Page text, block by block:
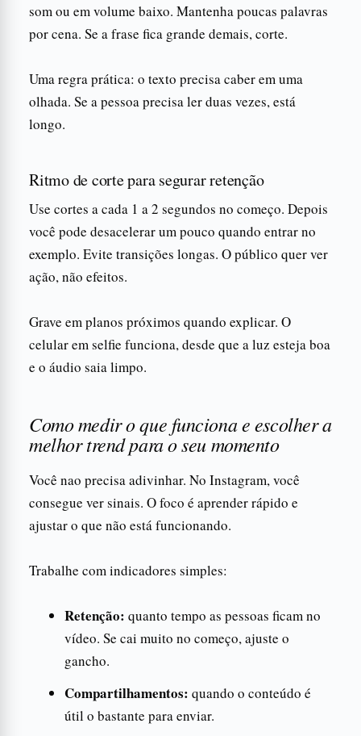
som ou em volume baixo. Mantenha poucas palavras
por cena. Se a frase fica grande demais, corte.
Uma regra prática: o texto precisa caber em uma
olhada. Se a pessoa precisa ler duas vezes, está
longo.
Ritmo de corte para segurar retenção
Use cortes a cada 1 a 2 segundos no começo. Depois
você pode desacelerar um pouco quando entrar no
exemplo. Evite transições longas. O público quer ver
ação, não efeitos.
Grave em planos próximos quando explicar. O
celular em selfie funciona, desde que a luz esteja boa
e o áudio saia limpo.
Como medir o que funciona e escolher a
melhor trend para o seu momento
Você nao precisa adivinhar. No Instagram, você
consegue ver sinais. O foco é aprender rápido e
ajustar o que não está funcionando.
Trabalhe com indicadores simples:
Retenção: quanto tempo as pessoas ficam no
vídeo. Se cai muito no começo, ajuste o
gancho.
Compartilhamentos: quando o conteúdo é
útil o bastante para enviar.